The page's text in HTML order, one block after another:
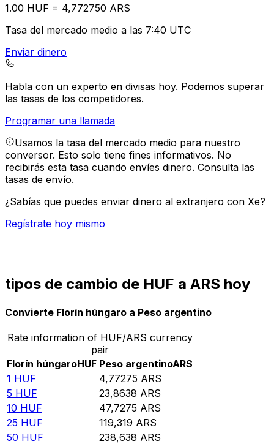
1.00 HUF = 4,772750 ARS
Tasa del mercado medio a las 7:40 UTC
Enviar dinero
Habla con un experto en divisas hoy. Podemos superar
las tasas de los competidores.
Programar una llamada
Usamos la tasa del mercado medio para nuestro
conversor. Esto solo tiene fines informativos. No
recibirás esta tasa cuando envíes dinero. Consulta las
tasas de envío.
¿Sabías que puedes enviar dinero al extranjero con Xe?
Regístrate hoy mismo
tipos de cambio de HUF a ARS hoy
Convierte Florín húngaro a Peso argentino
Rate information of HUF/ARS currency
pair
Florín húngaroHUF Peso argentinoARS
1 HUF 4,77275 ARS
5 HUF 23,8638 ARS
10 HUF 47,7275 ARS
25 HUF 119,319 ARS
50 HUF 238,638 ARS